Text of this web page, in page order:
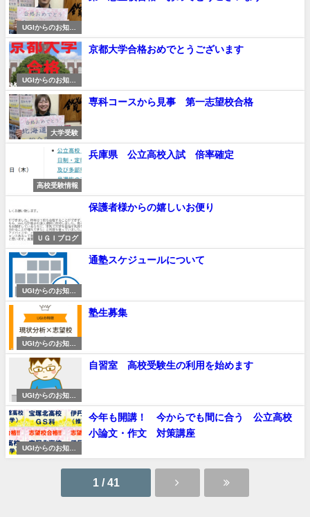
UGIからのお知ら
せ
UGIからのお知ら
せ
京都大学合格おめでとうございます
大学受験
専科コースから見事 第一志望校合格
高校受験情報
兵庫県 公立高校入試 倍率確定
ＵＧＩブログ
保護者様からの嬉しいお便り
UGIからのお知ら
せ
通塾スケジュールについて
UGIからのお知ら
せ
塾生募集
UGIからのお知ら
せ
自習室 高校受験生の利用を始めます
UGIからのお知ら
せ
今年も開講！ 今からでも間に合う 公立高校
小論文・作文 対策講座
1 / 41